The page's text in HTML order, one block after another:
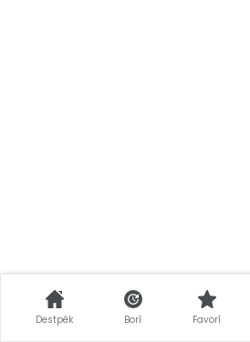
Destpêk Borî Favorî